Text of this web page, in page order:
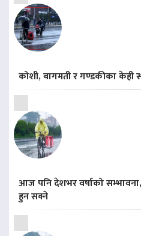
कोशी, बागमती र गण्डकीका केही
आज पनि देशभर वर्षाको
हुन सक्ने